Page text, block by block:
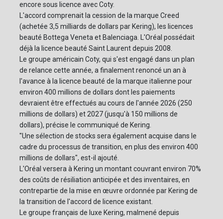
encore sous licence avec Coty.
L'accord comprenait la cession de la marque Creed
(achetée 3,5 milliards de dollars par Kering), les licences
beauté Bottega Veneta et Balenciaga. L'Oréal possédait
déjà la licence beauté Saint Laurent depuis 2008.
Le groupe américain Coty, qui s'est engagé dans un plan
de relance cette année, a finalement renoncé un an à
l'avance à la licence beauté de la marque italienne pour
environ 400 millions de dollars dont les paiements
devraient être effectués au cours de l'année 2026 (250
millions de dollars) et 2027 (jusqu'à 150 millions de
dollars), précise le communiqué de Kering.
"Une sélection de stocks sera également acquise dans le
cadre du processus de transition, en plus des environ 400
millions de dollars", est-il ajouté.
L'Oréal versera à Kering un montant couvrant environ 70%
des coûts de résiliation anticipée et des inventaires, en
contrepartie de la mise en œuvre ordonnée par Kering de
la transition de l'accord de licence existant.
Le groupe français de luxe Kering, malmené depuis